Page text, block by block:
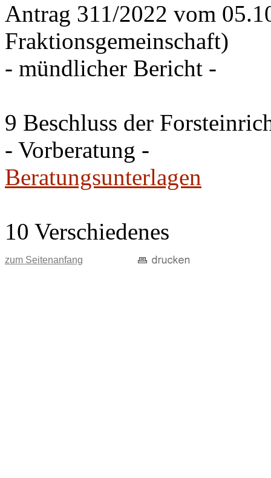
Antrag 311/2022 vom
Fraktionsgemeinschaft)
- mündlicher Bericht -
9 Beschluss der
- Vorberatung -
Beratungsunterlagen
10 Verschiedenes
zum Seitenanfang